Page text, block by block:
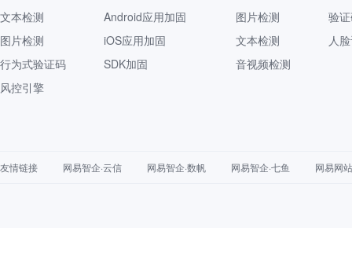
文本检测
图片检测
行为式验证码
风控引擎
Android应用加固
iOS应用加固
SDK加固
图片检测
文本检测
音视频检测
验
人
友情链接 网易智企·云信 网易智企·数帆 网易智企·七鱼 网易网